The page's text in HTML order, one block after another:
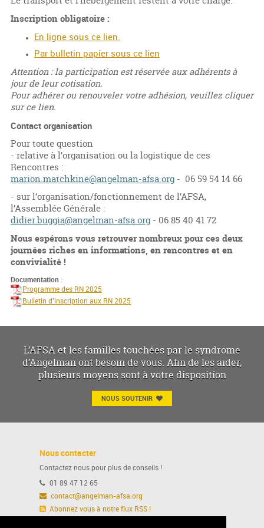
Inscription obligatoire :
En ligne sous ce lien.
Par bulletin papier sous ce lien
Attention : la participation est réservée aux adhérents à
jour de leur cotisation.
Pour adhérer ou renouveler votre adhésion, veuillez cliquer
sur ce lien.
Contact organisation
Pour toute question
- relative à l’organisation ou la logistique de ces
Rencontres :
marion.matchkine@angelman-afsa.org - 06 59 54 14 66
- sur l’organisation/fonctionnement de l’AFSA,
l’Assemblée Générale :
didier.buggia@angelman-afsa.org - 06 85 40 41 72
Nous espérons vous retrouver nombreux pour ces deux
journées riches en informations, en rencontres et en
convivialité !
Documentation :
Programme des RN 2025
Bulletin d'inscription aux RN 2025
L’AFSA et les familles touchées par le syndrome
d’Angelman ont besoin de vous. Afin de les aider,
plusieurs moyens sont à votre disposition
NOUS SOUTENIR
Nous contacter
Contactez nous pour plus de conseils !
01 89 47 12 65
contact@angelman-afsa.org
Abonnez vous à notre flux RSS !